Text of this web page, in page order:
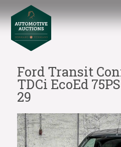
Ford Transit
TDCi EcoEd
29